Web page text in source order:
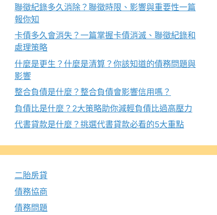
聯徵紀錄多久消除？聯徵時限、影響與重要性一篇
報你知
卡債多久會消失？一篇掌握卡債消滅、聯徵紀錄和
處理策略
什麼是更生？什麼是清算？你該知道的債務問題與
影響
整合負債是什麼？整合負債會影響信用嗎？
負債比是什麼？2大策略助你減輕負債比過高壓力
代書貸款是什麼？挑選代書貸款必看的5大重點
二胎房貸
債務協商
債務問題